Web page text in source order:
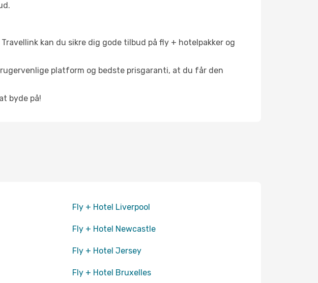
kan du sikre dig gode tilbud på fly + hotelpakker og
platform og bedste prisgaranti, at du får den
byde på!
Fly + Hotel Liverpool
Fly + Hotel Newcastle
Fly + Hotel Jersey
Fly + Hotel Bruxelles